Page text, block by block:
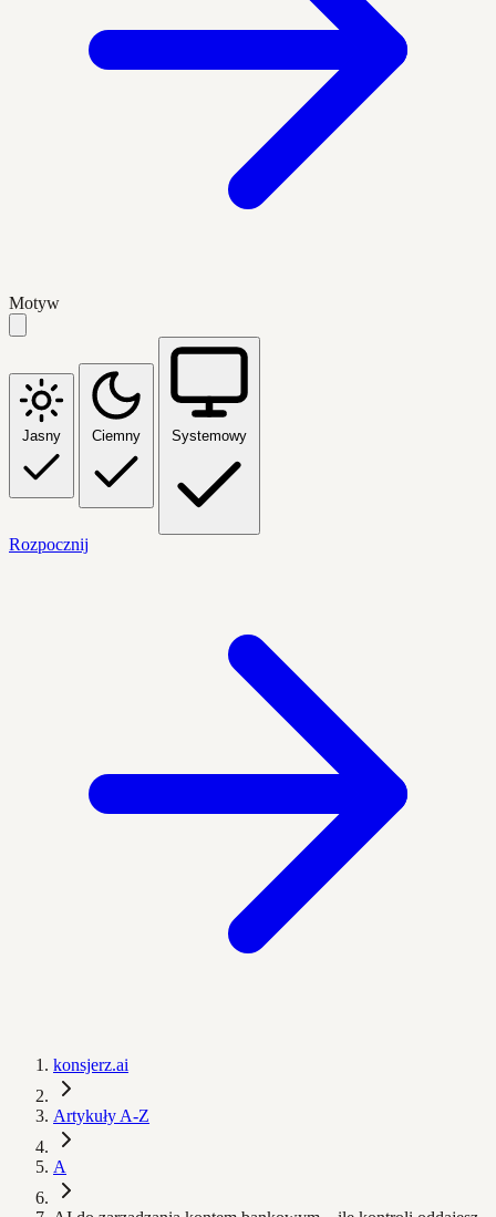
Motyw
Jasny Ciemny Systemowy
Rozpocznij
konsjerz.ai
Artykuły A-Z
A